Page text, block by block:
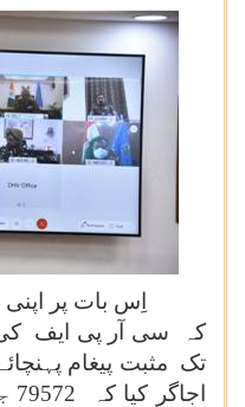
اِس بات پر اپنی
کہ سی آر پی ایف
تک مثبت پیغام